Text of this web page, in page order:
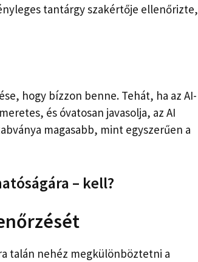
tantárgy szakértője ellenőrizte,
hogy bízzon benne. Tehát, ha az AI-
és óvatosan javasolja, az AI
magasabb, mint egyszerűen a
– kell?
talán nehéz megkülönböztetni a